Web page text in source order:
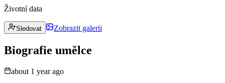
Životní data
Sledovat Zobrazit galerii
Biografie umělce
about 1 year ago